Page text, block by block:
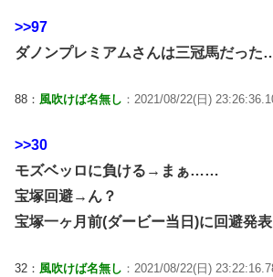
>>97
ダノンプレミアムさんは三冠馬だった
88： 風吹けば名無し ：2021/08/22(日)
>>30
モズベッロに負ける→まぁ……
宝塚回避→ん？
宝塚一ヶ月前(ダービー当日)に回避発
32： 風吹けば名無し ：2021/08/22(日)